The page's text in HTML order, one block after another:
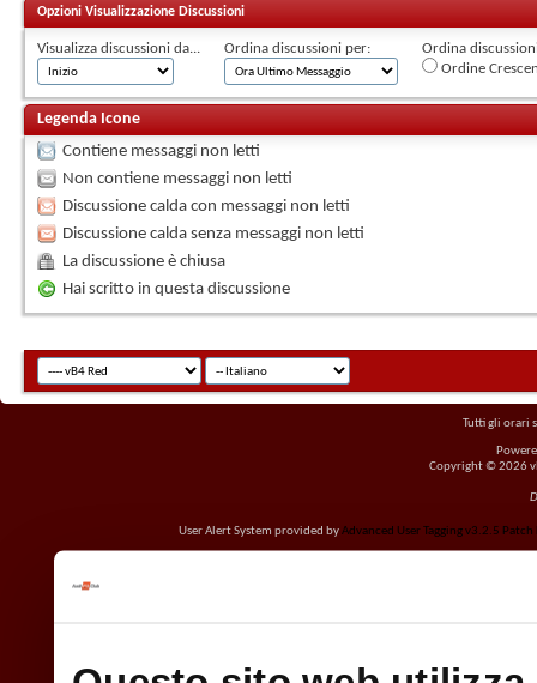
Opzioni Visualizzazione Discussioni
Visualizza discussioni da... Ordina discussioni per:
Ordina
Ordine
Legenda Icone
Contiene messaggi non letti
Non contiene messaggi non letti
Discussione calda con messaggi non letti
Discussione calda senza messaggi non letti
La discussione è chiusa
Hai scritto in questa discussione
Tutti gli orari
Copyright © 2026
User Alert System provided byAdvanced User Tagging v3.2.5 Patch